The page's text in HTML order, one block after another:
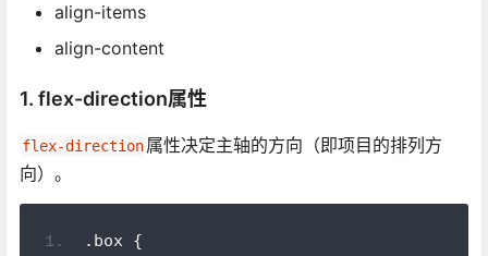
align-items
align-content
1. flex-direction属性
flex-direction属性决定主轴的方向（即项目的排列方
向）。
.box {